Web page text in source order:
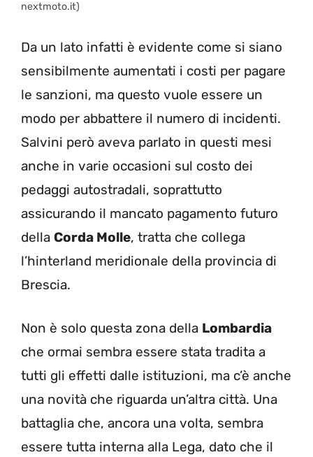
nextmoto.it)
Da un lato infatti è evidente come si siano
sensibilmente aumentati i costi per pagare
le sanzioni, ma questo vuole essere un
modo per abbattere il numero di incidenti.
Salvini però aveva parlato in questi mesi
anche in varie occasioni sul costo dei
pedaggi autostradali, soprattutto
assicurando il mancato pagamento futuro
della Corda Molle, tratta che collega
l’hinterland meridionale della provincia di
Brescia.
Non è solo questa zona della Lombardia
che ormai sembra essere stata tradita a
tutti gli effetti dalle istituzioni, ma c’è anche
una novità che riguarda un’altra città. Una
battaglia che, ancora una volta, sembra
essere tutta interna alla Lega, dato che il